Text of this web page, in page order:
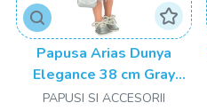
Papusa Arias Dunya
Elegance 38 cm Gray
Fringe
PAPUSI SI ACCESORII